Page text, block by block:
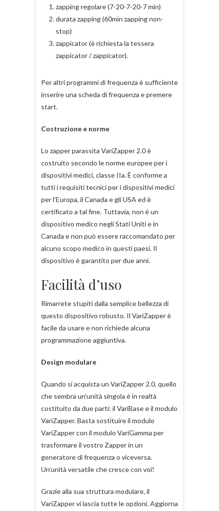
zapping regolare (7-20-7-20-7 min)
durata zapping (60min zapping non-
stop)
zappicator (è richiesta la tessera
zappicator / zappicator).
Per altri programmi di frequenza è sufficiente
inserire una scheda di frequenza e premere
start.
Costruzione e norme
Lo zapper parassita VariZapper 2.0 è
costruito secondo le norme europee per i
dispositivi medici, classe IIa. È conforme a
tutti i requisiti tecnici per i dispositivi medici
per l’Europa, il Canada e gli USA ed è
certificato a tal fine. Tuttavia, non è un
dispositivo medico negli Stati Uniti e in
Canada e non può essere raccomandato per
alcuno scopo medico in questi paesi. Il
dispositivo è garantito per due anni.
Facilità d’uso
Rimarrete stupiti dalla semplice bellezza di
questo dispositivo robusto. Il VariZapper è
facile da usare e non richiede alcuna
programmazione aggiuntiva.
Design modulare
Quando si acquista un VariZapper 2.0, quello
che sembra un’unità singola è in realtà
costituito da due parti: il VariBase e il modulo
VariZapper. Basta sostituire il modulo
VariZapper con il modulo VariGamma per
trasformare il vostro Zapper in un
generatore di frequenza o viceversa.
Un’unità versatile che cresce con voi!
Grazie alla sua struttura modulare, il
VariZapper vi lascia tutte le opzioni. Aggiorna